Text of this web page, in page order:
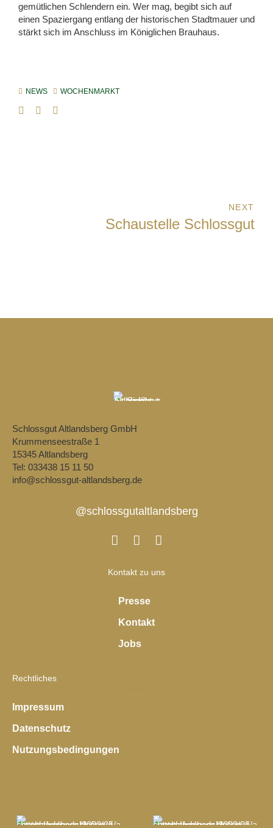
gemütlichen Schlendern ein. Wer mag, begibt sich auf
einen Spaziergang entlang der historischen Stadtmauer und
stärkt sich im Anschluss im Königlichen Brauhaus.
NEWS WOCHENMARKT
NEXT
Schaustelle Schlossgut
Schlossgut Altlandsberg GmbH
Krummenseestraße 1
15345 Altlandsberg
Tel: 033438 15 11 50
info@schlossgut-altlandsberg.de
@schlossgutaltlandsberg
Kontakt zu uns
Presse
Kontakt
Jobs
Rechtliches
Impressum
Datenschutz
Nutzungsbedingungen